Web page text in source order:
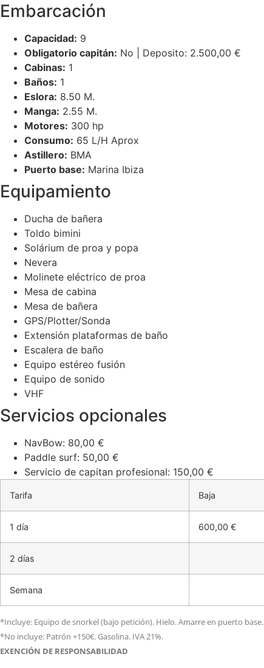
Embarcación
Capacidad: 9
Obligatorio capitán: No | Deposito: 2.500,00 €
Cabinas: 1
Baños: 1
Eslora: 8.50 M.
Manga: 2.55 M.
Motores: 300 hp
Consumo: 65 L/H Aprox
Astillero: BMA
Puerto base: Marina Ibiza
Equipamiento
Ducha de bañera
Toldo bimini
Solárium de proa y popa
Nevera
Molinete eléctrico de proa
Mesa de cabina
Mesa de bañera
GPS/Plotter/Sonda
Extensión plataformas de baño
Escalera de baño
Equipo estéreo fusión
Equipo de sonido
VHF
Servicios opcionales
NavBow: 80,00 €
Paddle surf: 50,00 €
Servicio de capitan profesional: 150,00 €
Tarifa Baja
1 día 600,00 €
2 días
Semana
*Incluye: Equipo de snorkel (bajo petición). Hielo. Amarre en puerto
*No incluye: Patrón +150€. Gasolina. IVA 21%.
EXENCIÓN DE RESPONSABILIDAD